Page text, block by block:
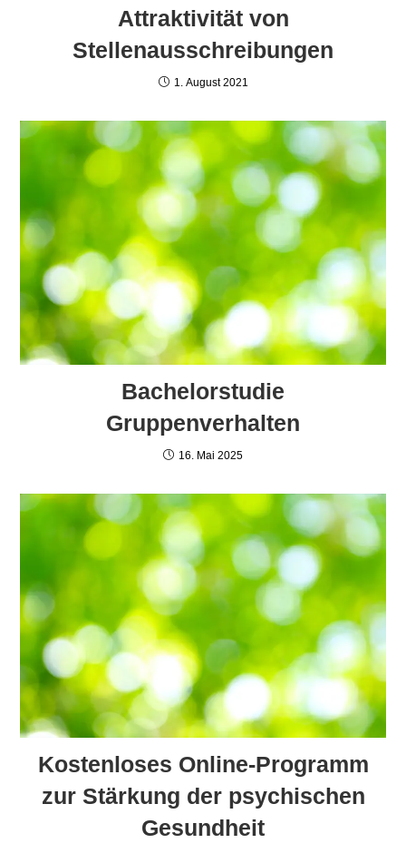
Attraktivität von
Stellenausschreibungen
1. August 2021
Bachelorstudie
Gruppenverhalten
16. Mai 2025
Kostenloses Online-Programm
zur Stärkung der psychischen
Gesundheit